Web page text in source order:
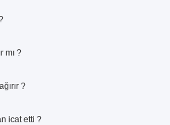
mı ?
?
icat etti ?